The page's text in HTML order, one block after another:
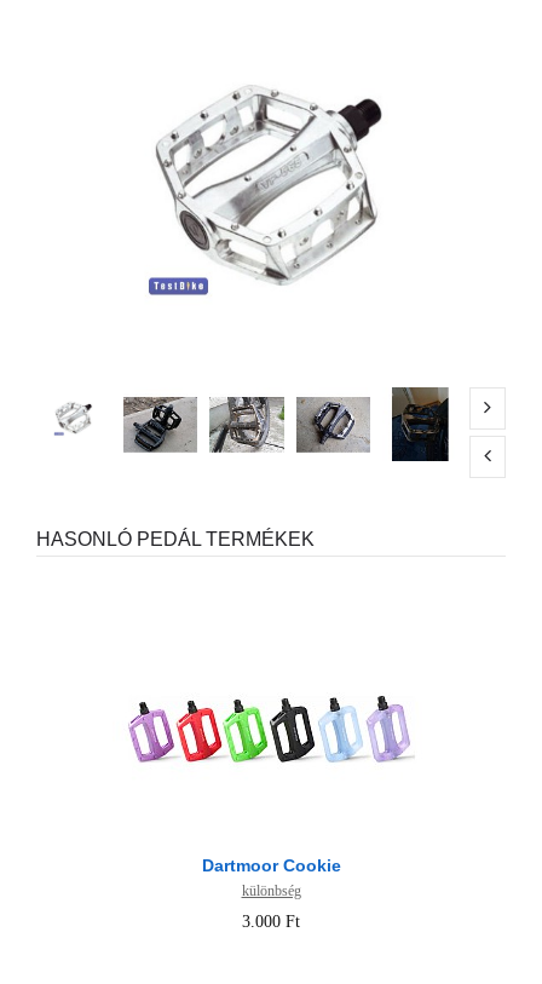
HASONLÓ PEDÁL TERMÉKEK
Dartmoor Cookie
különbség
3.000 Ft